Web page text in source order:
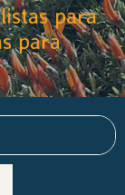
para
para